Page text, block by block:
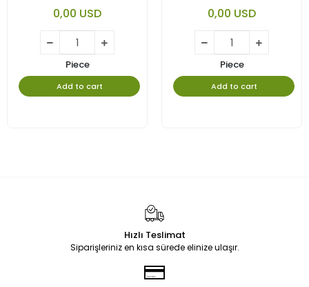
0,00 USD
Piece
Add to cart
0,00 USD
Piece
Add to cart
Hızlı Teslimat
Siparişleriniz en kısa sürede elinize ulaşır.